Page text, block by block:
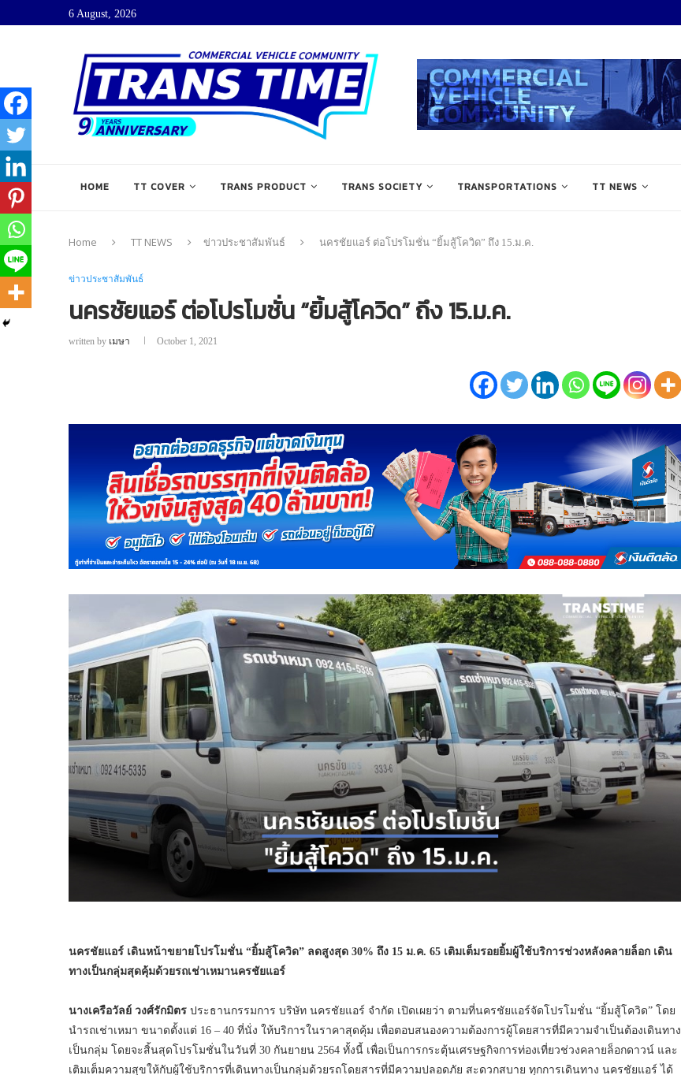
6 August, 2026
HOME TT COVER TRANS PRODUCT TRANS SOCIETY TRANSPORTATIONS TT NEWS
Home TT NEWS ข่าวประชาสัมพันธ์ นครชัยแอร์ ต่อโปรโมชั่น “ยิ้มสู้โควิด” ถึง 15.ม.ค.
ข่าวประชาสัมพันธ์
นครชัยแอร์ ต่อโปรโมชั่น “ยิ้มสู้โควิด” ถึง 15.ม.ค.
written by เมษา October 1, 2021
นครชัยแอร์ เดินหน้าขยายโปรโมชั่น “ยิ้มสู้โควิด” ลดสูงสุด 30% ถึง 15 ม.ค. 65 เติมเต็มรอยยิ้มผู้ใช้บริการช่วงหลังคลายล็อก เดิน
ทางเป็นกลุ่มสุดคุ้มด้วยรถเช่าเหมานครชัยแอร์
นางเครือวัลย์ วงศ์รักมิตร ประธานกรรมการ บริษัท นครชัยแอร์ จำกัด เปิดเผยว่า ตามที่นครชัยแอร์จัดโปรโมชั่น “ยิ้มสู้โควิด” โดย
นำรถเช่าเหมา ขนาดตั้งแต่ 16 – 40 ที่นั่ง ให้บริการในราคาสุดคุ้ม เพื่อตอบสนองความต้องการผู้โดยสารที่มีความจำเป็นต้องเดินทาง
เป็นกลุ่ม โดยจะสิ้นสุดโปรโมชั่นในวันที่ 30 กันยายน 2564 ทั้งนี้ เพื่อเป็นการกระตุ้นเศรษฐกิจการท่องเที่ยวช่วงคลายล็อกดาวน์ และ
เติมเต็มความสุขให้กับผู้ใช้บริการที่เดินทางเป็นกลุ่มด้วยรถโดยสารที่มีความปลอดภัย สะดวกสบาย ทุกการเดินทาง นครชัยแอร์ ได้